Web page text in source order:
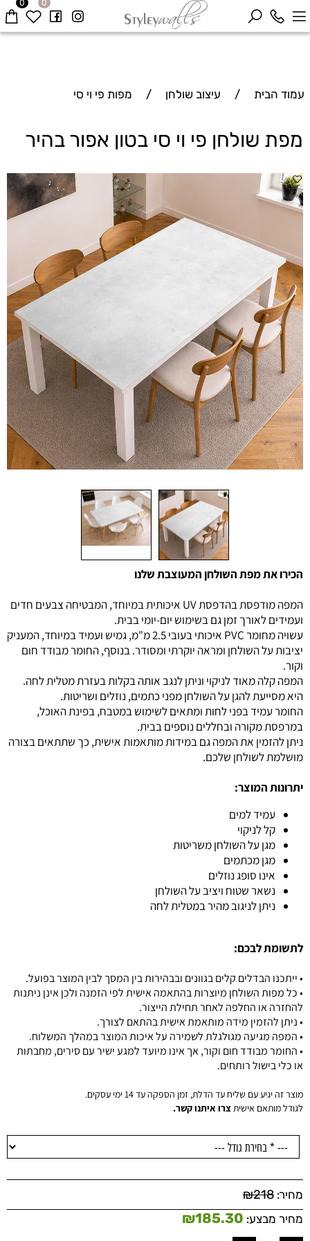
0 0
עמוד הבית / עיצוב שולחן / מפות פי וי סי
מפת שולחן פי וי סי בטון אפור בהיר
הכירו את מפת השולחן המעוצבת שלנו
המפה מודפסת בהדפסת UV איכותית במיוחד, המבטיחה צבעים חדים
ועמידים לאורך זמן גם בשימוש יום-יומי בבית.
עשויה מחומר PVC איכותי בעובי 2.5 מ"מ, גמיש ועמיד במיוחד, המעניק
יציבות על השולחן ומראה יוקרתי ומסודר. בנוסף, החומר מבודד חום
וקור.
המפה קלה מאוד לניקוי וניתן לנגב אותה בקלות בעזרת מטלית לחה.
היא מסייעת להגן על השולחן מפני כתמים, נוזלים ושריטות.
החומר עמיד בפני לחות ומתאים לשימוש במטבח, בפינת האוכל,
במרפסת מקורה ובחללים נוספים בבית.
ניתן להזמין את המפה גם במידות מותאמות אישית, כך שתתאים בצורה
מושלמת לשולחן שלכם.
יתרונות המוצר:
עמיד למים
קל לניקוי
מגן על השולחן משריטות
מגן מכתמים
אינו סופג נוזלים
נשאר שטוח ויציב על השולחן
ניתן לניגוב מהיר במטלית לחה
לתשומת לבכם:
• ייתכנו הבדלים קלים בגוונים ובבהירות בין המסך לבין המוצר בפועל.
• כל מפות השולחן מיוצרות בהתאמה אישית לפי הזמנה ולכן אינן ניתנות
להחזרה או החלפה לאחר תחילת הייצור.
• ניתן להזמין מידה מותאמת אישית בהתאם לצורך.
• המפה מגיעה מגולגלת לשמירה על איכות המוצר במהלך המשלוח.
• החומר מבודד חום וקור, אך אינו מיועד למגע ישיר עם סירים, מחבתות
או כלי בישול רותחים.
מוצר זה יגיע עם שליח עד הדלת, זמן הספקה עד 14 ימי עסקים.
לגודל מותאם אישיתצרו איתנו קשר.
מחיר: ₪218
מחיר מבצע: ₪185.30